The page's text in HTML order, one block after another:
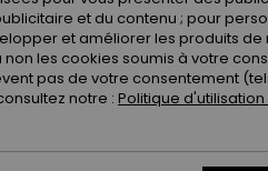
et du contenu ; pour
et améliorer les produits de
les cookies soumis à votre
pas de votre consentement
notre : Politique